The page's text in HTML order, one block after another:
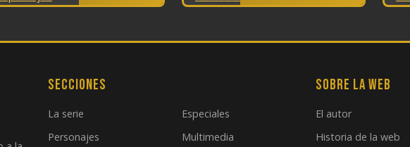
Secciones
La serie
Personajes
Especiales
Multimedia
Sobre la web
El autor
Historia de la web